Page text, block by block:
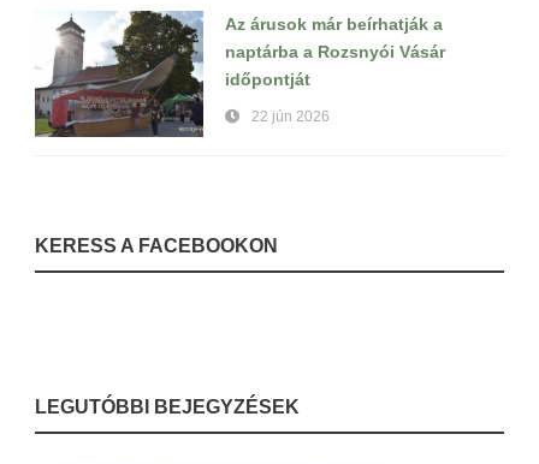
Az árusok már beírhatják a
naptárba a Rozsnyói Vásár
időpontját
22 jún 2026
KERESS A FACEBOOKON
LEGUTÓBBI BEJEGYZÉSEK